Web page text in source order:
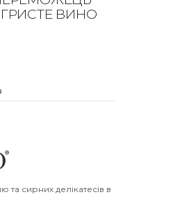
ВИНО
та сирних делікатесів в